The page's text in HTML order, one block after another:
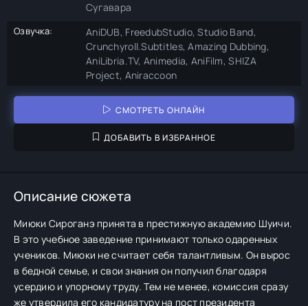
Сугавара
Озвучка:
AniDUB, FreedubStudio, Studio Band,
Crunchyroll.Subtitles, Amazing Dubbing,
AniLibria.TV, Animedia, AniFilm, SHIZA
Project, Aniraccoon
СМОТРЕТЬ ОНЛАЙН
ДОБАВИТЬ В ИЗБРАННОЕ
Описание сюжета
Миюки Сироганэ принята в престижную академию Шуичи.
В это учебное заведение принимают только одаренных
учеников. Миюки не считает себя талантливым. Он вырос
в бедной семье, и свои знания он получил благодаря
усердию и упорному труду. Тем не менее, комиссия сразу
же утвердила его кандидатуру на пост президента